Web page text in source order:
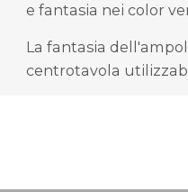
e fantasia nei color
La fantasia
centrotavola